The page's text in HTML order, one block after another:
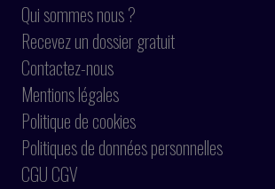
Qui sommes nous ?
Recevez un dossier gratuit
Contactez-nous
Mentions légales
Politique de cookies
Politiques de données personnelles
CGU CGV